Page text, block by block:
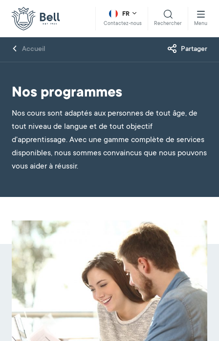
FR
Contactez-nous Rechercher Menu
Accueil Partager
Nos programmes
Nos cours sont adaptés aux personnes de tout âge, de
tout niveau de langue et de tout objectif
d'apprentissage. Avec une gamme complète de services
disponibles, nous sommes convaincus que nous pouvons
vous aider à réussir.